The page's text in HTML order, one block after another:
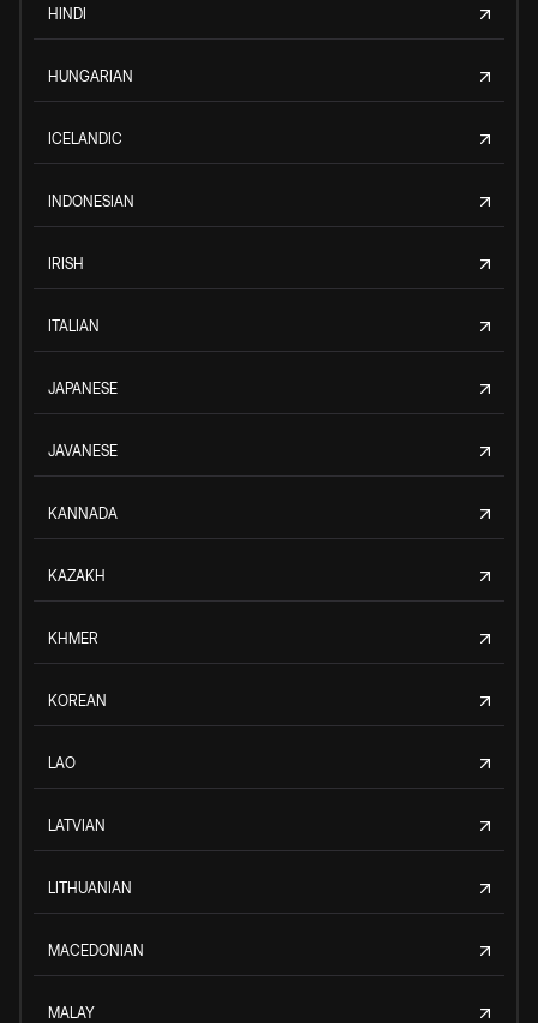
HINDI
HUNGARIAN
ICELANDIC
INDONESIAN
IRISH
ITALIAN
JAPANESE
JAVANESE
KANNADA
KAZAKH
KHMER
KOREAN
LAO
LATVIAN
LITHUANIAN
MACEDONIAN
MALAY